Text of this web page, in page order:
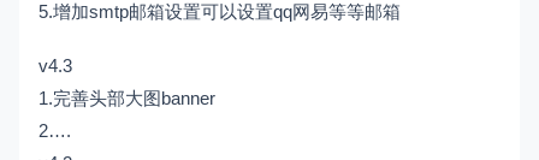
5.增加smtp邮箱设置可以设置qq网易等等邮箱
v4.3
1.完善头部大图banner
2….